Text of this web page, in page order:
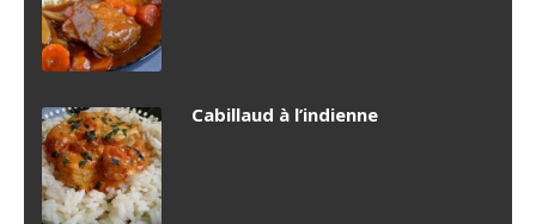
Cabillaud à l’indienne